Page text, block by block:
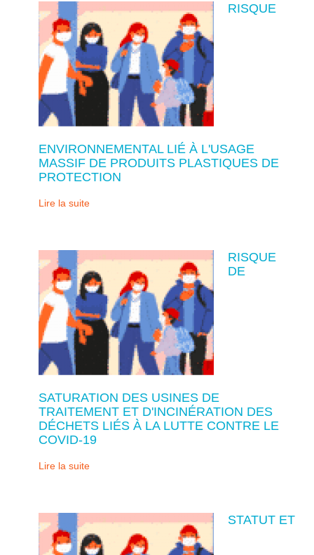
RISQUE
ENVIRONNEMENTAL LIÉ À L'USAGE
MASSIF DE PRODUITS PLASTIQUES DE
PROTECTION
Lire la suite
RISQUE
DE
SATURATION DES USINES DE
TRAITEMENT ET D'INCINÉRATION DES
DÉCHETS LIÉS À LA LUTTE CONTRE LE
COVID-19
Lire la suite
STATUT ET